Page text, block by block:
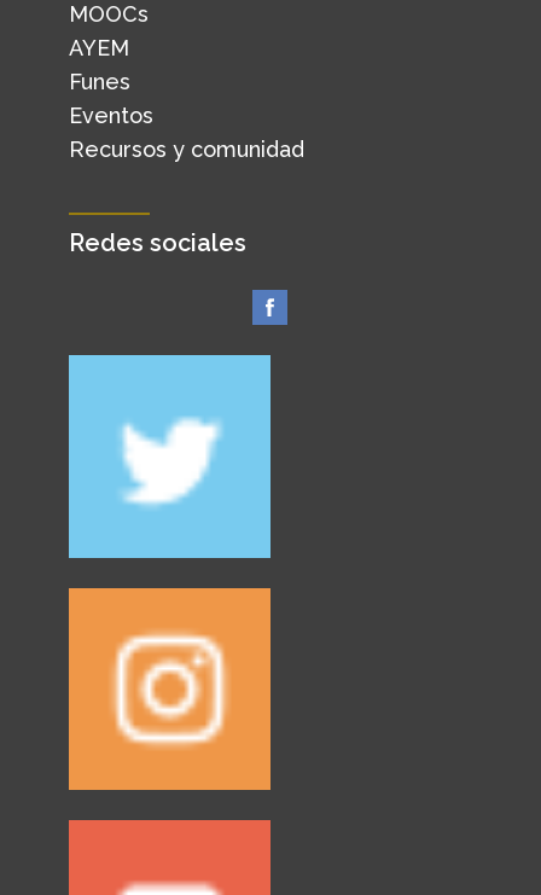
MOOCs
AYEM
Funes
Eventos
Recursos y comunidad
Redes sociales